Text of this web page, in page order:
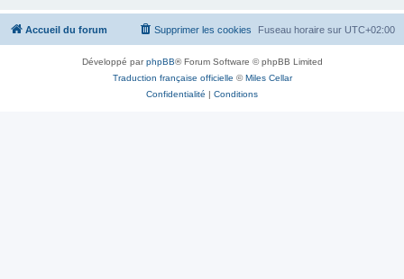
Accueil du forum Fuseau horaire sur UTC+02:00
Supprimer les cookies
Développé parphpBB® Forum Software © phpBB Limited
Traduction française officielle ©Miles Cellar
Confidentialité | Conditions